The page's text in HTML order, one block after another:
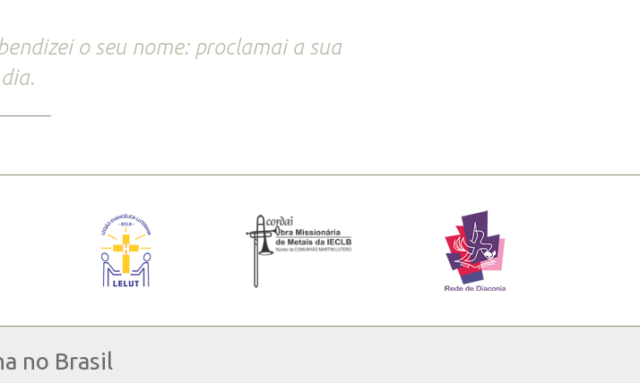
o seu nome: proclamai a sua
no Brasil